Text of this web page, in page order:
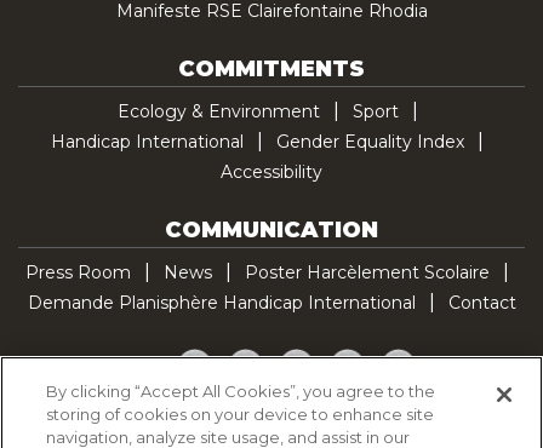
Manifeste RSE Clairefontaine Rhodia
COMMITMENTS
Ecology & Environment
Sport
Handicap International
Gender Equality Index
Accessibility
COMMUNICATION
Press Room News
Poster Harcèlement Scolaire
Demande Planisphère Handicap International
Contact
Facebook
TwitterYouTubePinterestTikTok
Cookie Policy
By clicking “Accept All Cookies”, you agree to the
storing of cookies on your device to enhance site
navigation, analyze site usage, and assist in our